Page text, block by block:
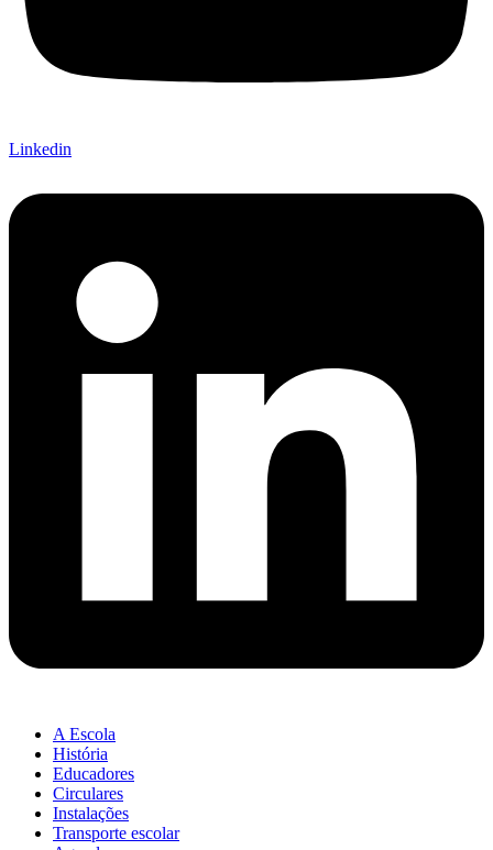
Linkedin
A Escola
História
Educadores
Circulares
Instalações
Transporte escolar